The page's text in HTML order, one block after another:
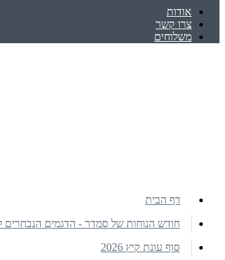
אודות
צרו קשר
משלוחים
דף הבית
חודש הנוחות של סמדר - הדגמים הנבחרים
סוף עונת קיץ 2026